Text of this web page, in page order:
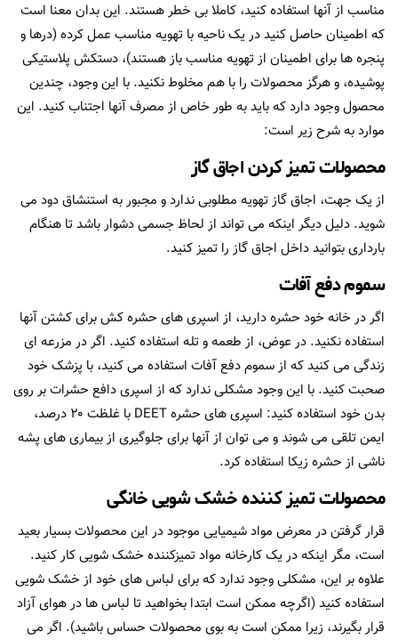
مناسب از آنها استفاده کنید، کاملا بی خطر هستند. این بدان معنا است
که اطمینان حاصل کنید در یک ناحیه با تهویه مناسب عمل کرده (درها و
پنجره ها برای اطمینان از تهویه مناسب باز هستند)، دستکش پلاستیکی
پوشیده، و هرگز محصولات را با هم مخلوط نکنید. با این وجود، چندین
محصول وجود دارد که باید به طور خاص از مصرف آنها اجتناب کنید. این
موارد به شرح زیر است:
محصولات تمیز کردن اجاق گاز
از یک جهت، اجاق گاز تهویه مطلوبی ندارد و مجبور به استنشاق دود می
شوید. دلیل دیگر اینکه می تواند از لحاظ جسمی دشوار باشد تا هنگام
بارداری بتوانید داخل اجاق گاز را تمیز کنید.
سموم دفع آفات
اگر در خانه خود حشره دارید، از اسپری های حشره کش برای کشتن آنها
استفاده نکنید. در عوض، از طعمه و تله استفاده کنید. اگر در مزرعه ای
زندگی می کنید که از سموم دفع آفات استفاده می کنید، با پزشک خود
صحبت کنید. با این وجود مشکلی ندارد که از اسپری دافع حشرات بر روی
بدن خود استفاده کنید: اسپری های حشره DEET با غلظت ۲۰ درصد،
ایمن تلقی می شوند و می توان از آنها برای جلوگیری از بیماری های پشه
ناشی از حشره زیکا استفاده کرد.
محصولات تمیز کننده خشک شویی خانگی
قرار گرفتن در معرض مواد شیمیایی موجود در این محصولات بسیار بعید
است، مگر اینکه در یک کارخانه مواد تمیزکننده خشک شویی کار کنید.
علاوه بر این، مشکلی وجود ندارد که برای لباس های خود از خشک شویی
استفاده کنید (اگرچه ممکن است ابتدا بخواهید تا لباس ها در هوای آزاد
قرار بگیرند، زیرا ممکن است به بوی محصولات حساس باشید). اگر می